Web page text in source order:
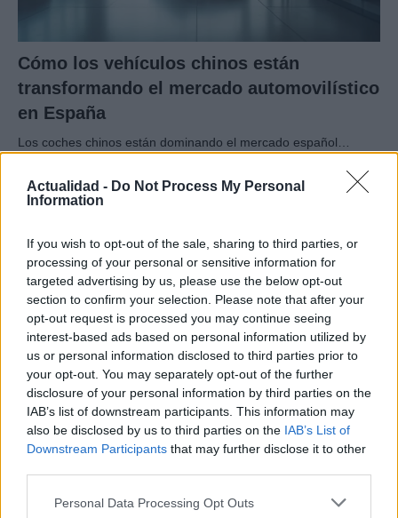
Actualidad - Do Not Process My Personal
Information
If you wish to opt-out of the sale, sharing to third parties, or
processing of your personal or sensitive information for
targeted advertising by us, please use the below opt-out
section to confirm your selection. Please note that after your
opt-out request is processed you may continue seeing
interest-based ads based on personal information utilized by
us or personal information disclosed to third parties prior to
your opt-out. You may separately opt-out of the further
disclosure of your personal information by third parties on the
IAB’s list of downstream participants. This information may
also be disclosed by us to third parties on the IAB’s List of
Downstream Participants that may further disclose it to other
Please note that this website/app uses one or more Google
Personal Data Processing Opt Outs
Cómo los vehículos chinos están
transformando el mercado automovilístico
en España
Los coches chinos están dominando el mercado español…
AUTOMOVIL
Compra tu coche de segunda mano en
Heycar